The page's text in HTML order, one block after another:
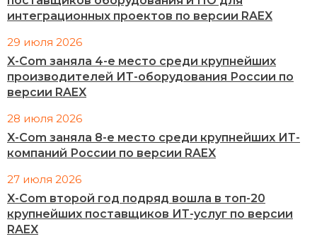
интеграционных проектов по версии RAEX
29 июля 2026
X-Com заняла 4-е место среди крупнейших
производителей ИТ-оборудования России по
версии RAEX
28 июля 2026
X-Com заняла 8-е место среди крупнейших ИТ-
компаний России по версии RAEX
27 июля 2026
X-Com второй год подряд вошла в топ-20
крупнейших поставщиков ИТ-услуг по версии
RAEX